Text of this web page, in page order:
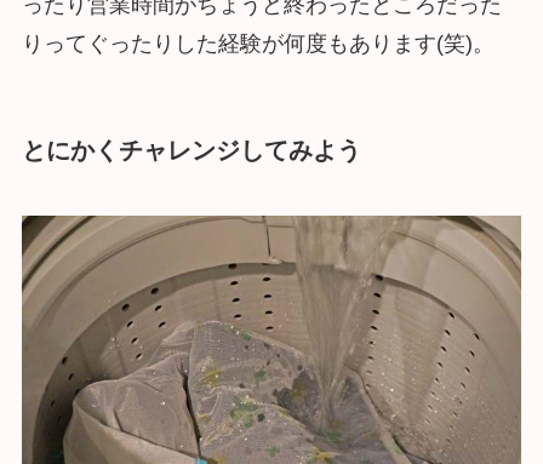
ったり営業時間がちょうど終わったところだった
りってぐったりした経験が何度もあります(笑)。
とにかくチャレンジしてみよう